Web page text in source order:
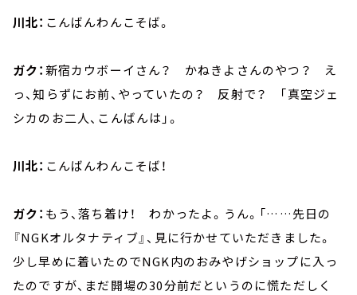
川北： こんばんわんこそば。
ガク：新宿カウボーイさん？ かねきよさんのやつ？ え
っ、知らずにお前、やっていたの？ 反射で？ 「真空ジェ
シカのお二人、こんばんは」。
川北： こんばんわんこそば！
ガク： もう、落ち着け！ わかったよ。うん。「……先日の
『NGKオルタナティブ』、見に行かせていただきました。
少し早めに着いたのでNGK内のおみやげショップに入っ
たのですが、まだ開場の30分前だというのに慌ただしく